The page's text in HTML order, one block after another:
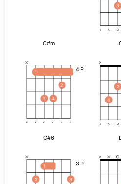
3
E A D
C#m
4.P
1
3 4
2
E A D G B E
4
2
E A D
C#6
3.P
2
1
3